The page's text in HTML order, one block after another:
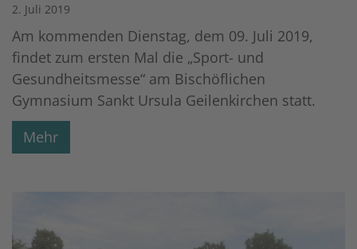
2. Juli 2019
Am kommenden Dienstag, dem 09. Juli 2019,
findet zum ersten Mal die „Sport- und
Gesundheitsmesse“ am Bischöflichen
Gymnasium Sankt Ursula Geilenkirchen statt.
Mehr